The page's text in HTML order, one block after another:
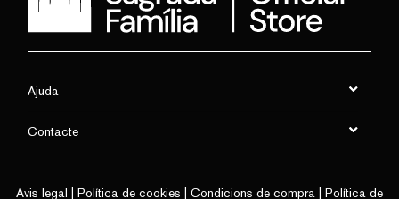
Ajuda
Contacte
Avis legal Política de cookies Condicions de compra Política de